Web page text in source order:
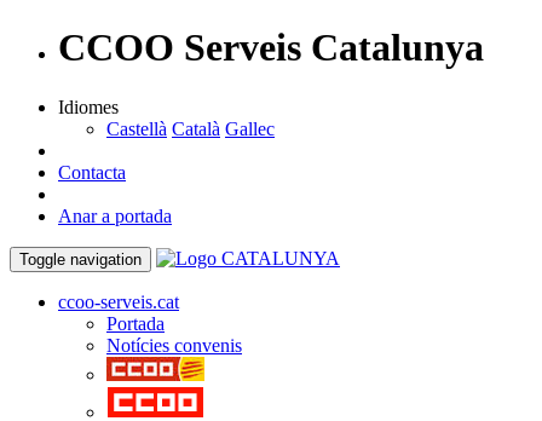
CCOO Serveis Catalunya
Idiomes
Castellà Català Gallec
Contacta
Anar a portada
Toggle navigation
ccoo-serveis.cat
Portada
Notícies convenis